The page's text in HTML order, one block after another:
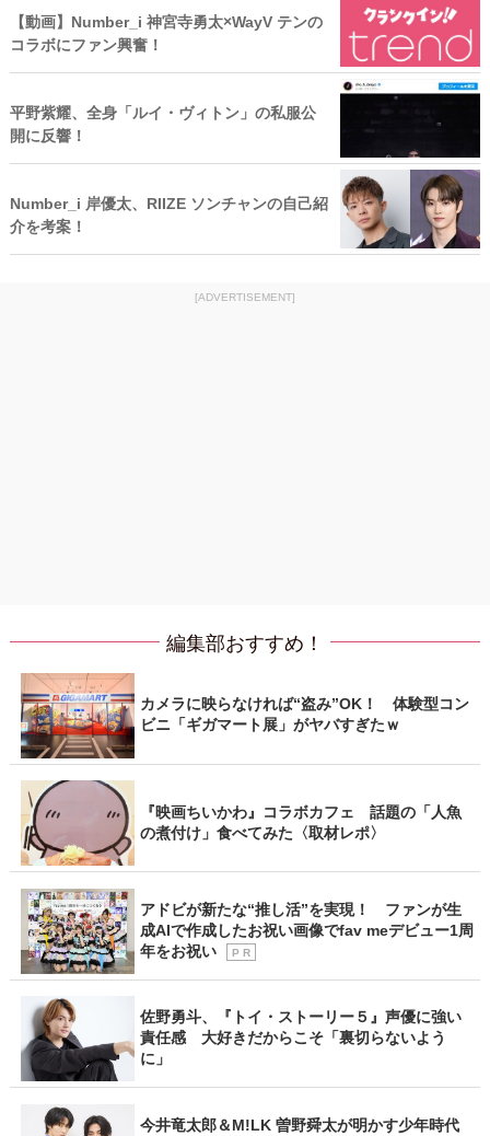
【動画】Number_i 神宮寺勇太×WayV テンの
コラボにファン興奮！
平野紫耀、全身「ルイ・ヴィトン」の私服公
開に反響！
Number_i 岸優太、RIIZE ソンチャンの自己紹
介を考案！
[ADVERTISEMENT]
編集部おすすめ！
カメラに映らなければ“盗み”OK！ 体験型コン
ビニ「ギガマート展」がヤバすぎたｗ
『映画ちいかわ』コラボカフェ 話題の「人魚
の煮付け」食べてみた〈取材レポ〉
アドビが新たな“推し活”を実現！ ファンが生
成AIで作成したお祝い画像でfav meデビュー1周
年をお祝い
P R
佐野勇斗、『トイ・ストーリー５』声優に強い
責任感 大好きだからこそ「裏切らないよう
に」
今井竜太郎＆M!LK 曽野舜太が明かす少年時代